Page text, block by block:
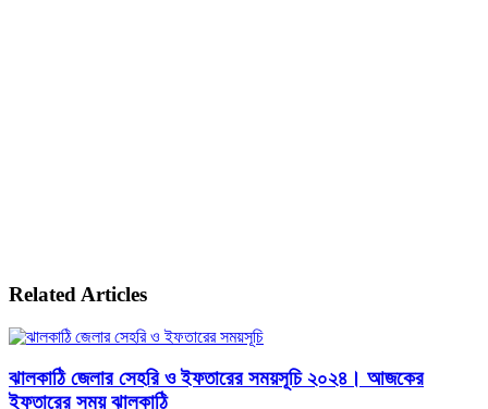
Related Articles
ঝালকাঠি জেলার সেহরি ও ইফতারের সময়সূচি ২০২৪। আজকের
ইফতারের সময় ঝালকাঠি